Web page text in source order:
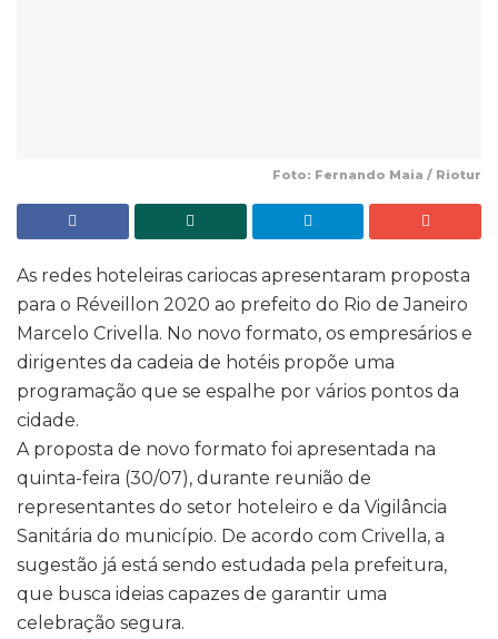
Foto: Fernando Maia / Riotur
As redes hoteleiras cariocas apresentaram proposta
para o Réveillon 2020 ao prefeito do Rio de Janeiro
Marcelo Crivella. No novo formato, os empresários e
dirigentes da cadeia de hotéis propõe uma
programação que se espalhe por vários pontos da
cidade.
A proposta de novo formato foi apresentada na
quinta-feira (30/07), durante reunião de
representantes do setor hoteleiro e da Vigilância
Sanitária do município. De acordo com Crivella, a
sugestão já está sendo estudada pela prefeitura,
que busca ideias capazes de garantir uma
celebração segura.